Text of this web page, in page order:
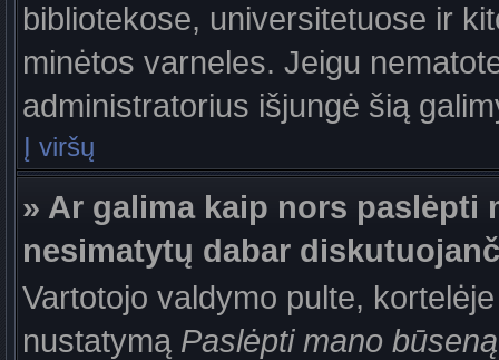
bibliotekose, universitetuose ir
minėtos varneles. Jeigu
administratorius išjungė šią
Į viršų
» Ar galima kaip nors paslėpti
nesimatytų dabar
Vartotojo valdymo pulte,
nustatymą Paslėpti mano būseną